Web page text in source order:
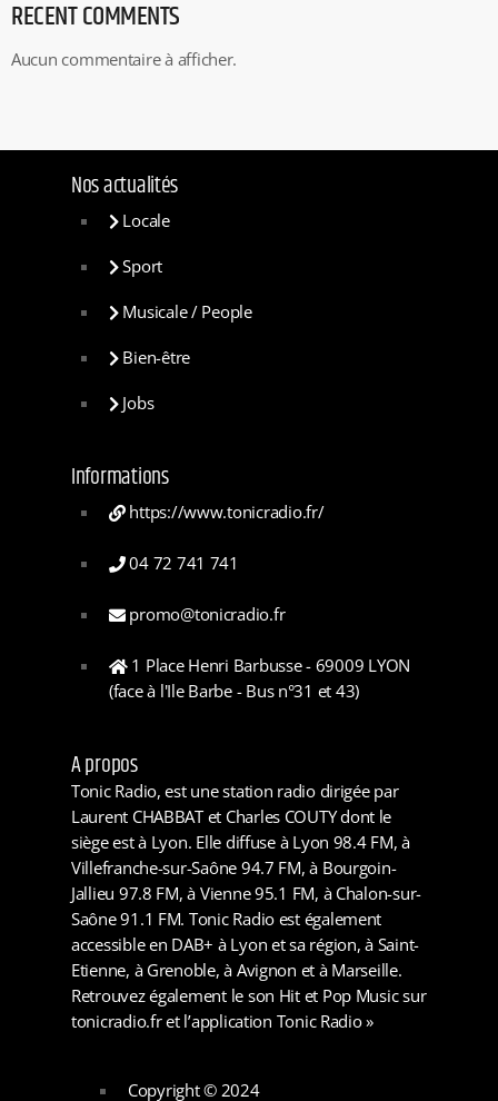
RECENT COMMENTS
Aucun commentaire à afficher.
Nos actualités
Locale
Sport
Musicale / People
Bien-être
Jobs
Informations
https://www.tonicradio.fr/
04 72 741 741
promo@tonicradio.fr
1 Place Henri Barbusse - 69009 LYON
(face à l'Ile Barbe - Bus n°31 et 43)
A propos
Tonic Radio, est une station radio dirigée par
Laurent CHABBAT et Charles COUTY dont le
siège est à Lyon. Elle diffuse à Lyon 98.4 FM, à
Villefranche-sur-Saône 94.7 FM, à Bourgoin-
Jallieu 97.8 FM, à Vienne 95.1 FM, à Chalon-sur-
Saône 91.1 FM. Tonic Radio est également
accessible en DAB+ à Lyon et sa région, à Saint-
Etienne, à Grenoble, à Avignon et à Marseille.
Retrouvez également le son Hit et Pop Music sur
tonicradio.fr et l’application Tonic Radio »
Copyright © 2024